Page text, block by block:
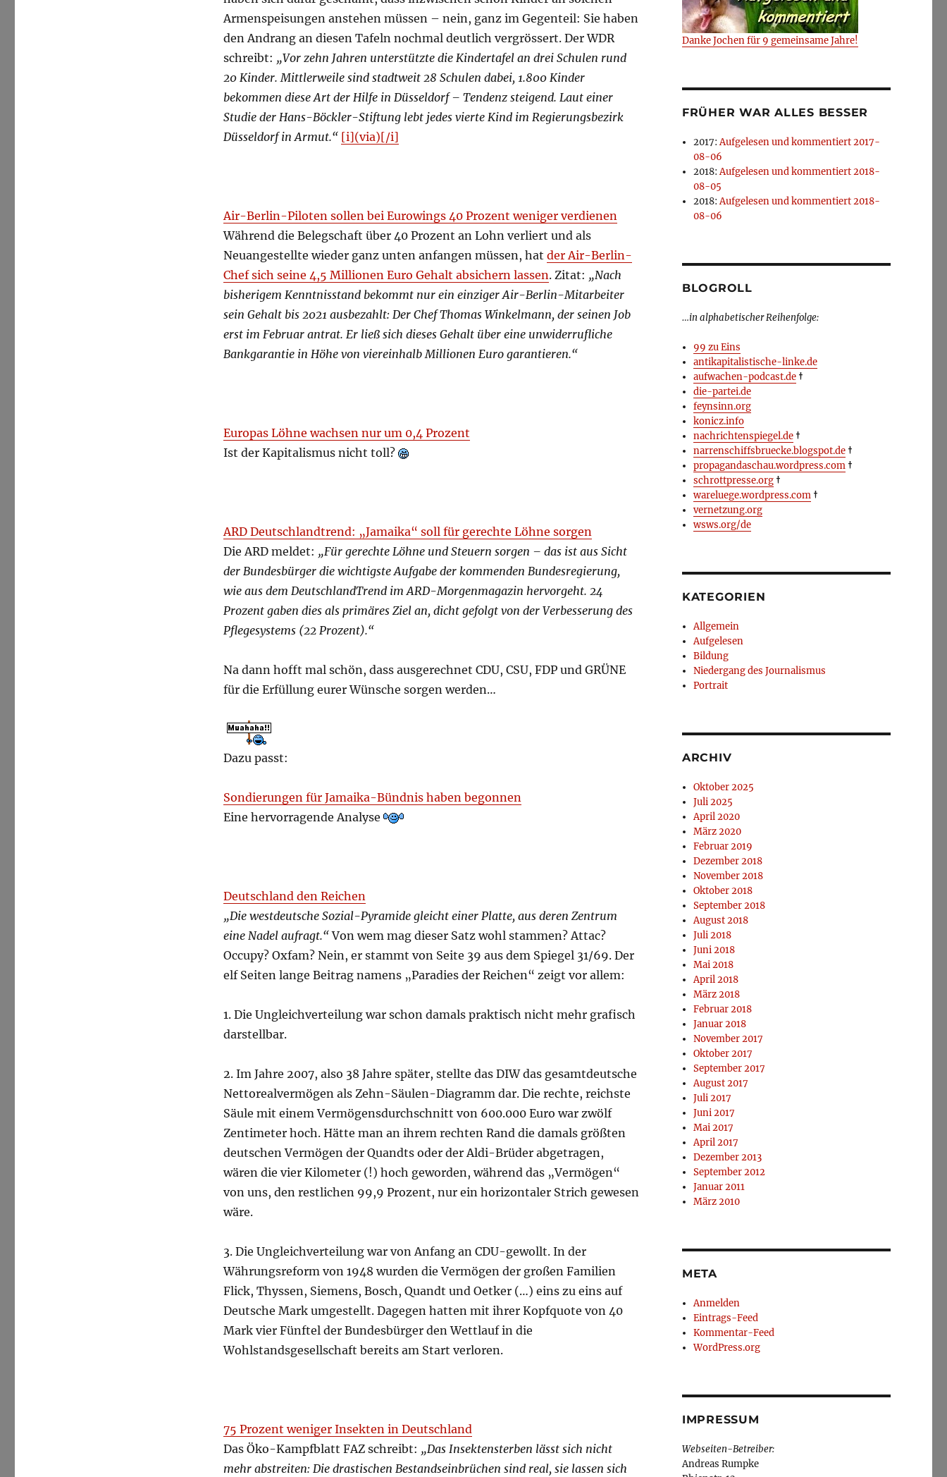
Armenspeisungen anstehen müssen – nein, ganz im Gegenteil: Sie haben
den Andrang an diesen Tafeln nochmal deutlich vergrössert. Der WDR
schreibt: „Vor zehn Jahren unterstützte die Kindertafel an drei Schulen rund
20 Kinder. Mittlerweile sind stadtweit 28 Schulen dabei, 1.800 Kinder
bekommen diese Art der Hilfe in Düsseldorf – Tendenz steigend. Laut einer
Studie der Hans-Böckler-Stiftung lebt jedes vierte Kind im Regierungsbezirk
Düsseldorf in Armut.“ [i](via)[/i]
Air-Berlin-Piloten sollen bei Eurowings 40 Prozent weniger verdienen
Während die Belegschaft über 40 Prozent an Lohn verliert und als
Neuangestellte wieder ganz unten anfangen müssen, hat der Air-Berlin-
Chef sich seine 4,5 Millionen Euro Gehalt absichern lassen. Zitat: „Nach
bisherigem Kenntnisstand bekommt nur ein einziger Air-Berlin-Mitarbeiter
sein Gehalt bis 2021 ausbezahlt: Der Chef Thomas Winkelmann, der seinen Job
erst im Februar antrat. Er ließ sich dieses Gehalt über eine unwiderrufliche
Bankgarantie in Höhe von viereinhalb Millionen Euro garantieren.“
Europas Löhne wachsen nur um 0,4 Prozent
Ist der Kapitalismus nicht toll?
ARD Deutschlandtrend: „Jamaika“ soll für gerechte Löhne sorgen
Die ARD meldet: „Für gerechte Löhne und Steuern sorgen – das ist aus Sicht
der Bundesbürger die wichtigste Aufgabe der kommenden Bundesregierung,
wie aus dem DeutschlandTrend im ARD-Morgenmagazin hervorgeht. 24
Prozent gaben dies als primäres Ziel an, dicht gefolgt von der Verbesserung des
Pflegesystems (22 Prozent).“
Na dann hofft mal schön, dass ausgerechnet CDU, CSU, FDP und GRÜNE
für die Erfüllung eurer Wünsche sorgen werden…
Dazu passt:
Sondierungen für Jamaika-Bündnis haben begonnen
Eine hervorragende Analyse
Deutschland den Reichen
„Die westdeutsche Sozial-Pyramide gleicht einer Platte, aus deren Zentrum
eine Nadel aufragt.“Von wem mag dieser Satz wohl stammen? Attac?
Occupy? Oxfam? Nein, er stammt von Seite 39 aus dem Spiegel 31/69. Der
elf Seiten lange Beitrag namens „Paradies der Reichen“ zeigt vor allem:
1. Die Ungleichverteilung war schon damals praktisch nicht mehr grafisch
darstellbar.
2. Im Jahre 2007, also 38 Jahre später, stellte das DIW das gesamtdeutsche
Nettorealvermögen als Zehn-Säulen-Diagramm dar. Die rechte, reichste
Säule mit einem Vermögensdurchschnitt von 600.000 Euro war zwölf
Zentimeter hoch. Hätte man an ihrem rechten Rand die damals größten
deutschen Vermögen der Quandts oder der Aldi-Brüder abgetragen,
wären die vier Kilometer (!) hoch geworden, während das „Vermögen“
von uns, den restlichen 99,9 Prozent, nur ein horizontaler Strich gewesen
wäre.
3. Die Ungleichverteilung war von Anfang an CDU-gewollt. In der
Währungsreform von 1948 wurden die Vermögen der großen Familien
Flick, Thyssen, Siemens, Bosch, Quandt und Oetker (…) eins zu eins auf
Deutsche Mark umgestellt. Dagegen hatten mit ihrer Kopfquote von 40
Mark vier Fünftel der Bundesbürger den Wettlauf in die
Wohlstandsgesellschaft bereits am Start verloren.
75 Prozent weniger Insekten in Deutschland
Das Öko-Kampfblatt FAZ schreibt: „Das Insektensterben lässt sich nicht
mehr abstreiten: Die drastischen Bestandseinbrüchen sind real, sie lassen sich
Danke Jochen für 9 gemeinsame Jahre!
FRÜHER WAR ALLES BESSER
2017:Aufgelesen und kommentiert 2017-
08-06
2018:Aufgelesen und kommentiert 2018-
08-05
2018:Aufgelesen und kommentiert 2018-
08-06
BLOGROLL
…in alphabetischer Reihenfolge:
99 zu Eins
antikapitalistische-linke.de
aufwachen-podcast.de †
die-partei.de
feynsinn.org
konicz.info
nachrichtenspiegel.de †
narrenschiffsbruecke.blogspot.de †
propagandaschau.wordpress.com †
schrottpresse.org †
wareluege.wordpress.com †
vernetzung.org
wsws.org/de
KATEGORIEN
Allgemein
Aufgelesen
Bildung
Niedergang des Journalismus
Portrait
ARCHIV
Oktober 2025
Juli 2025
April 2020
März 2020
Februar 2019
Dezember 2018
November 2018
Oktober 2018
September 2018
August 2018
Juli 2018
Juni 2018
Mai 2018
April 2018
März 2018
Februar 2018
Januar 2018
November 2017
Oktober 2017
September 2017
August 2017
Juli 2017
Juni 2017
Mai 2017
April 2017
Dezember 2013
September 2012
Januar 2011
März 2010
META
Anmelden
Eintrags-Feed
Kommentar-Feed
WordPress.org
IMPRESSUM
Webseiten-Betreiber:
Andreas Rumpke